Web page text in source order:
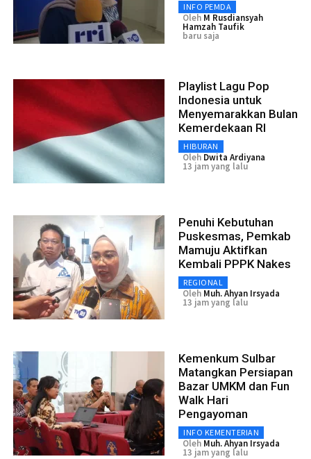
INFO PEMDA
Oleh M Rusdiansyah
Hamzah Taufik
baru saja
Playlist Lagu Pop
Indonesia untuk
Menyemarakkan Bulan
Kemerdekaan RI
HIBURAN
Oleh Dwita Ardiyana
13 jam yang lalu
Penuhi Kebutuhan
Puskesmas, Pemkab
Mamuju Aktifkan
Kembali PPPK Nakes
REGIONAL
Oleh Muh. Ahyan Irsyada
13 jam yang lalu
Kemenkum Sulbar
Matangkan Persiapan
Bazar UMKM dan Fun
Walk Hari
Pengayoman
INFO KEMENTERIAN
Oleh Muh. Ahyan Irsyada
13 jam yang lalu